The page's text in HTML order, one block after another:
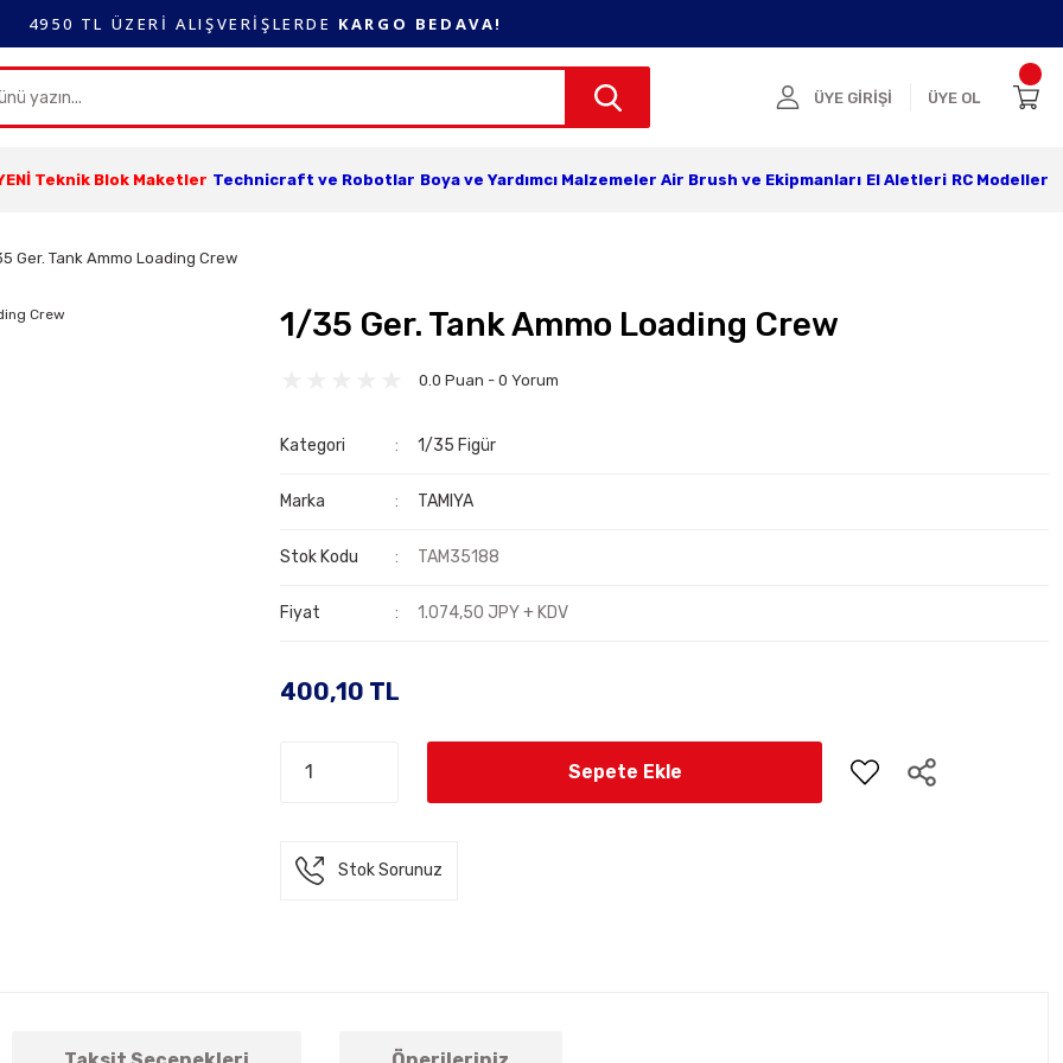
4950 TL ÜZERİ ALIŞVERİŞLERDE KARGO BEDAVA!
ÜYE GİRİŞİ ÜYE OL
Teknik Blok Maketler Technicraft ve Robotlar Boya ve Yardımcı Malzemeler Air Brush ve Ekipmanları El Aletleri RC Modeller
Ger. Tank Ammo Loading Crew
1/35 Ger. Tank Ammo Loading Crew
0.0 Puan - 0 Yorum
Kategori 1/35 Figür
Marka TAMIYA
Stok Kodu TAM35188
Fiyat 1.074,50 JPY + KDV
400,10 TL
Sepete Ekle
Stok Sorunuz